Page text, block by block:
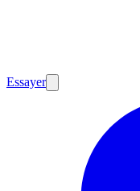
Essayer